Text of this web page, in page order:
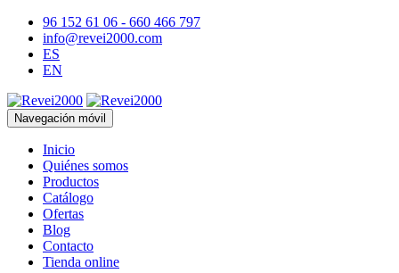
96 152 61 06 - 660 466 797
info@revei2000.com
ES
EN
Navegación móvil
Inicio
Quiénes somos
Productos
Catálogo
Ofertas
Blog
Contacto
Tienda online